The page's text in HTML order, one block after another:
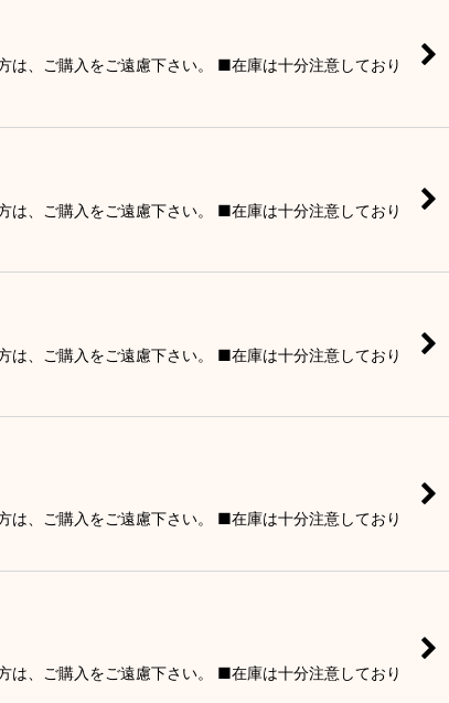
は、ご購入をご遠慮下さい。 ■在庫は十分注意しており
は、ご購入をご遠慮下さい。 ■在庫は十分注意しており
は、ご購入をご遠慮下さい。 ■在庫は十分注意しており
は、ご購入をご遠慮下さい。 ■在庫は十分注意しており
は、ご購入をご遠慮下さい。 ■在庫は十分注意しており